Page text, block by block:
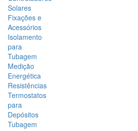
Solares
Fixações e
Acessórios
Isolamento
para
Tubagem
Medição
Energética
Resistências
Termostatos
para
Depósitos
Tubagem